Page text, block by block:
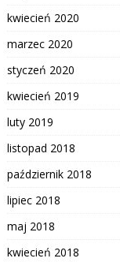
kwiecień 2020
marzec 2020
styczeń 2020
kwiecień 2019
luty 2019
listopad 2018
październik 2018
lipiec 2018
maj 2018
kwiecień 2018